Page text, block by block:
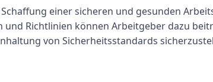
einer sicheren und gesunden
Richtlinien können Arbeitgeber dazu
von Sicherheitsstandards